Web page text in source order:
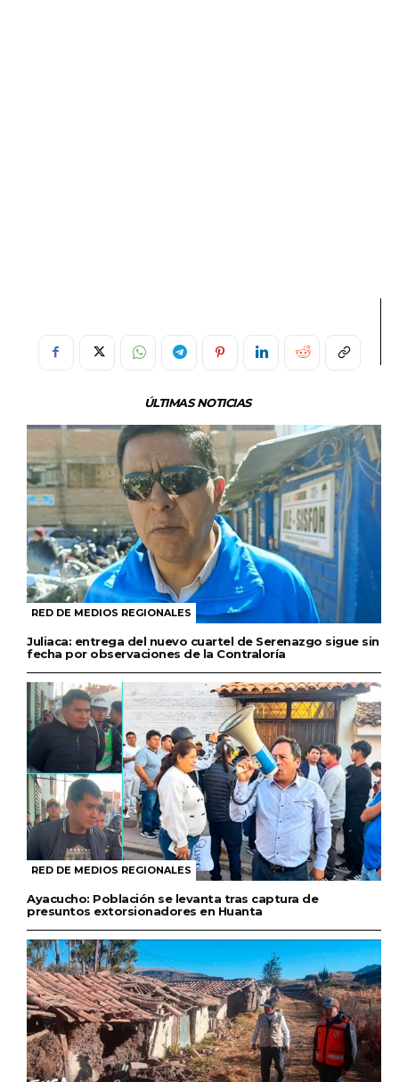
ÚLTIMAS NOTICIAS
RED DE MEDIOS REGIONALES
Juliaca: entrega del nuevo cuartel de Serenazgo sigue sin
fecha por observaciones de la Contraloría
RED DE MEDIOS REGIONALES
Ayacucho: Población se levanta tras captura de
presuntos extorsionadores en Huanta